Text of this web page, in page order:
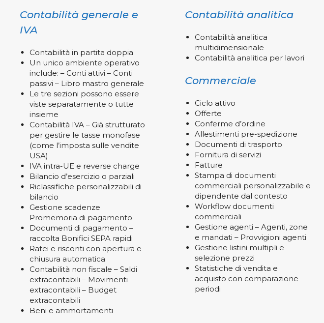
Contabilità generale e
IVA
Contabilità in partita doppia
Un unico ambiente operativo
include: – Conti attivi – Conti
passivi – Libro mastro generale
Le tre sezioni possono essere
viste separatamente o tutte
insieme
Contabilità IVA – Già strutturato
per gestire le tasse monofase
(come l’imposta sulle vendite
USA)
IVA intra-UE e reverse charge
Bilancio d’esercizio o parziali
Riclassifiche personalizzabili di
bilancio
Gestione scadenze
Promemoria di pagamento
Documenti di pagamento –
raccolta Bonifici SEPA rapidi
Ratei e risconti con apertura e
chiusura automatica
Contabilità non fiscale – Saldi
extracontabili – Movimenti
extracontabili – Budget
extracontabili
Beni e ammortamenti
Contabilità analitica
Contabilità analitica
multidimensionale
Contabilità analitica per lavori
Commerciale
Ciclo attivo
Offerte
Conferme d’ordine
Allestimenti pre-spedizione
Documenti di trasporto
Fornitura di servizi
Fatture
Stampa di documenti
commerciali personalizzabile e
dipendente dal contesto
Workflow documenti
commerciali
Gestione agenti – Agenti, zone
e mandati – Provvigioni agenti
Gestione listini multipli e
selezione prezzi
Statistiche di vendita e
acquisto con comparazione
periodi